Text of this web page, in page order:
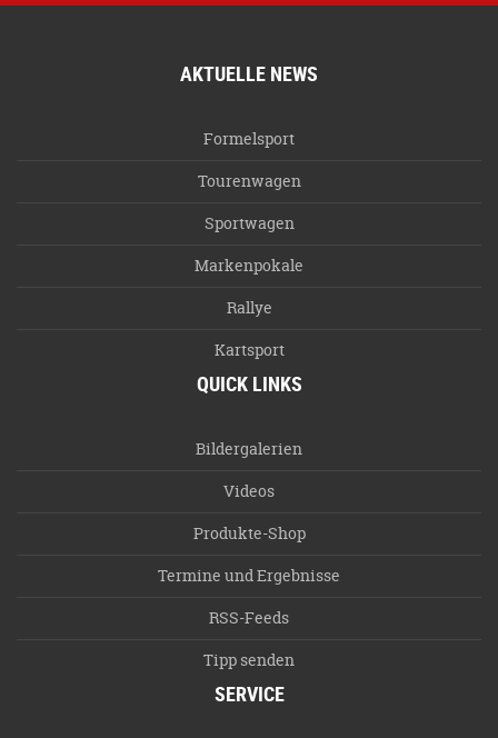
AKTUELLE NEWS
Formelsport
Tourenwagen
Sportwagen
Markenpokale
Rallye
Kartsport
QUICK LINKS
Bildergalerien
Videos
Produkte-Shop
Termine und Ergebnisse
RSS-Feeds
Tipp senden
SERVICE